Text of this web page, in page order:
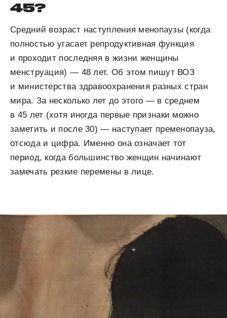
45?
Средний возраст наступления менопаузы (когда
полностью угасает репродуктивная функция
и проходит последняя в жизни женщины
менструация) — 48 лет. Об этом пишут ВОЗ
и министерства здравоохранения разных стран
мира. За несколько лет до этого — в среднем
в 45 лет (хотя иногда первые признаки можно
заметить и после 30) — наступает пременопауза,
отсюда и цифра. Именно она означает тот
период, когда большинство женщин начинают
замечать резкие перемены в лице.